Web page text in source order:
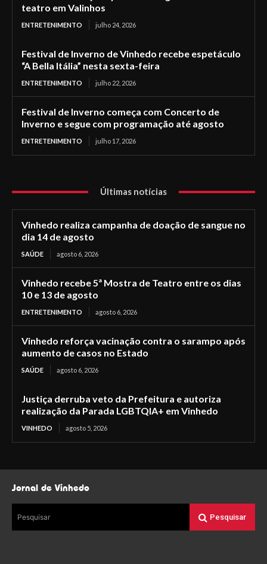
teatro em Valinhos
ENTRETENIMENTO julho 24, 2026
Festival de Inverno de Vinhedo recebe espetáculo
“A Bella Itália” nesta sexta-feira
ENTRETENIMENTO julho 22, 2026
Festival de Inverno começa com Concerto de
Inverno e segue com programação até agosto
ENTRETENIMENTO julho 17, 2026
Últimas notícias
Vinhedo realiza campanha de doação de sangue no
dia 14 de agosto
SAÚDE agosto 6, 2026
Vinhedo recebe 5ª Mostra de Teatro entre os dias
10 e 13 de agosto
ENTRETENIMENTO agosto 6, 2026
Vinhedo reforça vacinação contra o sarampo após
aumento de casos no Estado
SAÚDE agosto 6, 2026
Justiça derruba veto da Prefeitura e autoriza
realização da Parada LGBTQIA+ em Vinhedo
VINHEDO agosto 5, 2026
Jornal de Vinhedo
Pesquisar Pesquisar